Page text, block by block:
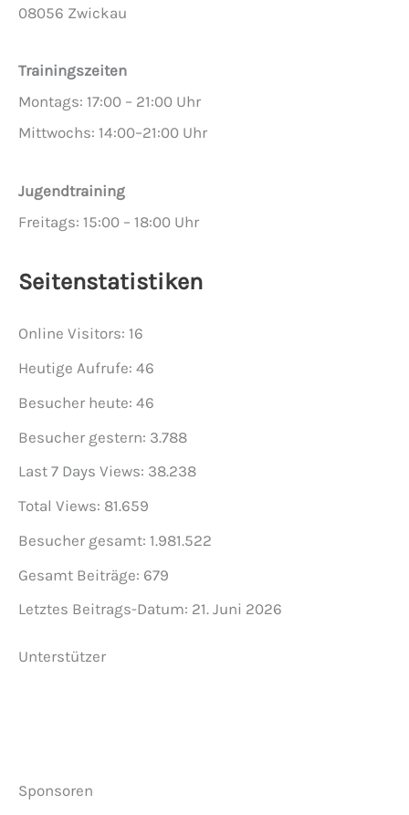
08056 Zwickau
Trainingszeiten
Montags: 17:00 – 21:00 Uhr
Mittwochs: 14:00–21:00 Uhr
Jugendtraining
Freitags: 15:00 – 18:00 Uhr
Seitenstatistiken
Online Visitors: 16
Heutige Aufrufe: 46
Besucher heute: 46
Besucher gestern: 3.788
Last 7 Days Views: 38.238
Total Views: 81.659
Besucher gesamt: 1.981.522
Gesamt Beiträge: 679
Letztes Beitrags-Datum: 21. Juni 2026
Unterstützer
Sponsoren